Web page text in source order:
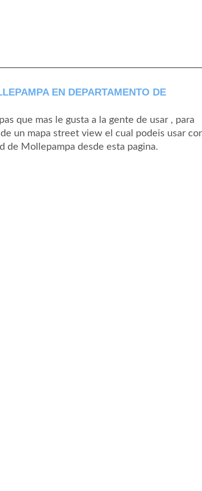
EN DEPARTAMENTO DE
que mas le gusta a la gente de usar , para
un mapa street view el cual podeis usar
de Mollepampa desde esta pagina.